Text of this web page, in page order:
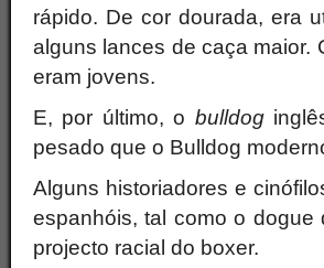
rápido. De cor dourada, era
alguns lances de caça maior.
eram jovens.
E, por último, o bulldog
pesado que o Bulldog
Alguns historiadores e
espanhóis, tal como o
projecto racial do boxer.